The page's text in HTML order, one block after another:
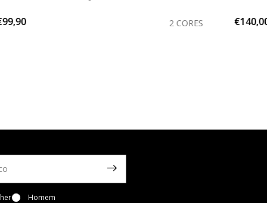
2 CORES
Homem